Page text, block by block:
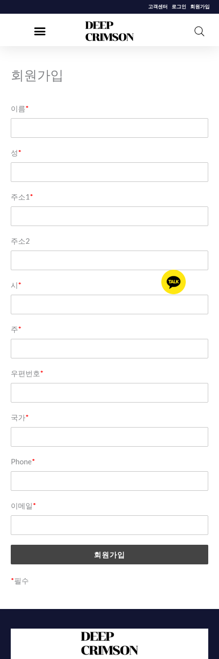
고객센터 로그인 회원가입
회원가입
이름*
성*
주소1 *
주소2
시*
주*
우편번호*
국가*
Phone*
이메일*
*필수